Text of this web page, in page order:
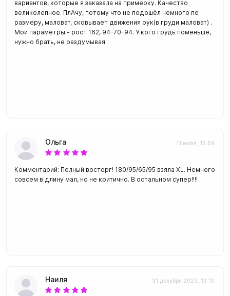
вариантов, которые я заказала на примерку. Качество
великолепное. ПлАчу, потому что не подошёл немного по
размеру, маловат, сковывает движения рук(в груди маловат) .
Мои параметры - рост 162, 94-70-94. У кого грудь поменьше,
нужно брать, не раздумывая
Ольга 11 июля, 12:59
Комментарий: Полный восторг! 180/95/65/95 взяла XL. Немного
совсем в длину мал, но не критично. В остальном супер!!!!
Наиля 31 декабря 2023, 13:10